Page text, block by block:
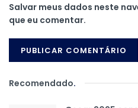
Salvar meus dados neste
que eu comentar.
Recomendado.